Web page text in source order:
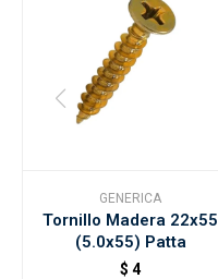
GENERICA
Tornillo Madera 22x55
(5.0x55) Patta
$ 4